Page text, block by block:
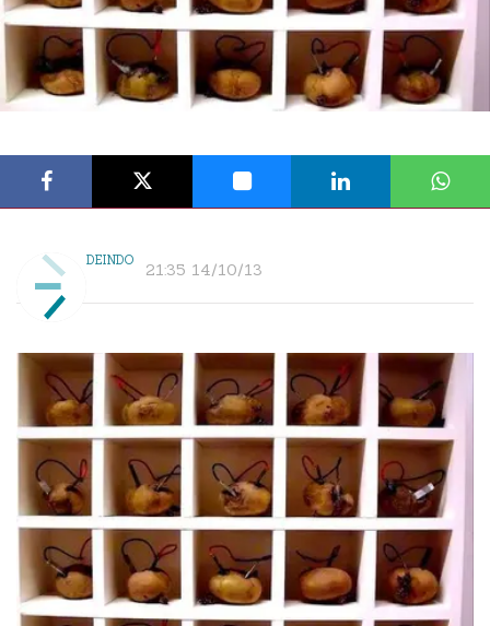
DEINDO 21:35 14/10/13